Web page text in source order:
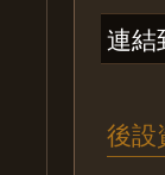
連結
後設